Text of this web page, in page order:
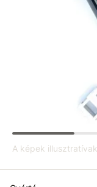
A képek illusztratívak